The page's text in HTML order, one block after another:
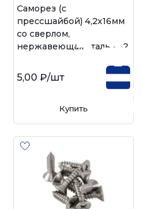
Саморез (с
прессшайбой) 4,2х16мм
со сверлом,
нержавеющая сталь А-2
5,00 ₽/шт
Купить